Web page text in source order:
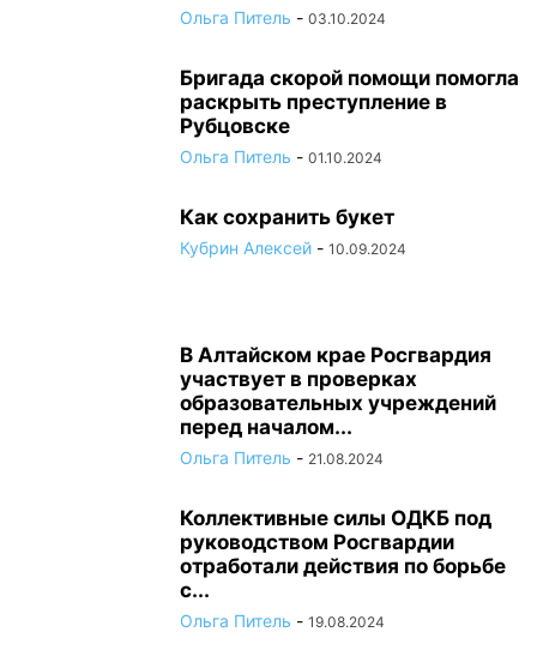
Ольга Питель - 03.10.2024
Бригада скорой помощи помогла
раскрыть преступление в
Рубцовске
Ольга Питель - 01.10.2024
Как сохранить букет
Кубрин Алексей - 10.09.2024
В Алтайском крае Росгвардия
участвует в проверках
образовательных учреждений
перед началом...
Ольга Питель - 21.08.2024
Коллективные силы ОДКБ под
руководством Росгвардии
отработали действия по борьбе
с...
Ольга Питель - 19.08.2024